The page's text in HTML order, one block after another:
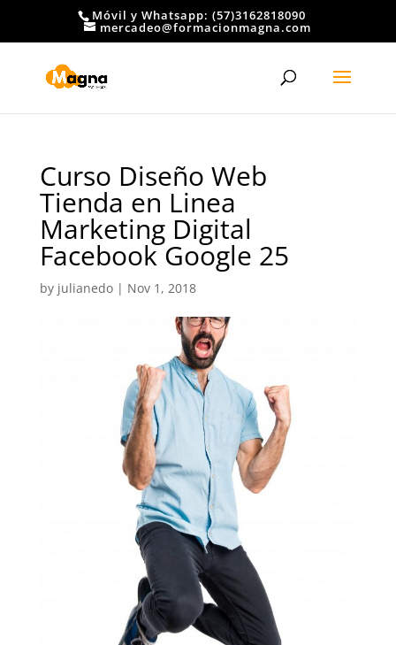
Móvil y Whatsapp: (57)3162818090
mercadeo@formacionmagna.com
Curso Diseño Web
Tienda en Linea
Marketing Digital
Facebook Google 25
by julianedo| Nov 1, 2018